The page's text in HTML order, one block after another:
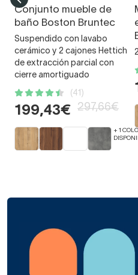
Conjunto mueble de
baño Boston Bruntec
Suspendido con lavabo
cerámico y 2 cajones Hettich
de extracción parcial con
cierre amortiguado
(41)
199,43€ 297,66€
+ 1